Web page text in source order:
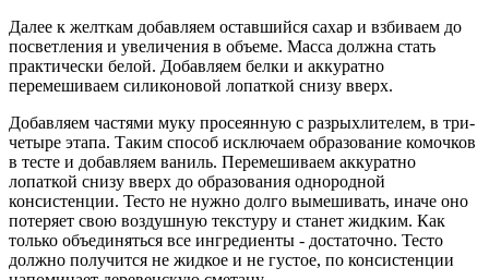
Далее к желткам добавляем оставшийся сахар и взбиваем до
посветления и увеличения в объеме. Масса должна стать
практически белой. Добавляем белки и аккуратно
перемешиваем силиконовой лопаткой снизу вверх.
Добавляем частями муку просеянную с разрыхлителем, в три-
четыре этапа. Таким способ исключаем образование комочков
в тесте и добавляем ваниль. Перемешиваем аккуратно
лопаткой снизу вверх до образования однородной
консистенции. Тесто не нужно долго вымешивать, иначе оно
потеряет свою воздушную текстуру и станет жидким. Как
только объединяться все ингредиенты - достаточно. Тесто
должно получится не жидкое и не густое, по консистенции